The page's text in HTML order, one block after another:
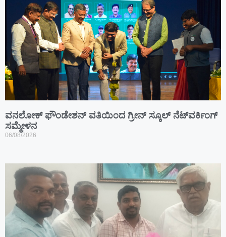
ವನಲೋಕ್ ಫೌಂಡೇಶನ್ ವತಿಯಿಂದ ಗ್ರೀನ್ ಸ್ಕೂಲ್ ನೆಟ್‌ವರ್ಕಿಂಗ್
ಸಮ್ಮೇಳನ
06/08/2026